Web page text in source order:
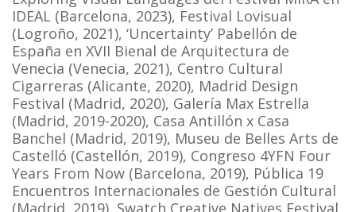
IDEAL (Barcelona, 2023), Festival Lovisual
(Logroño, 2021), ‘Uncertainty’ Pabellón de
España en XVII Bienal de Arquitectura de
Venecia (Venecia, 2021), Centro Cultural
Cigarreras (Alicante, 2020), Madrid Design
Festival (Madrid, 2020), Galería Max Estrella
(Madrid, 2019-2020), Casa Antillón x Casa
Banchel (Madrid, 2019), Museu de Belles Arts de
Castelló (Castellón, 2019), Congreso 4YFN Four
Years From Now (Barcelona, 2019), Pública 19
Encuentros Internacionales de Gestión Cultural
(Madrid, 2019), Swatch Creative Natives Festival